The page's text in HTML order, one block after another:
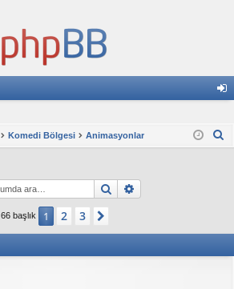
ş
Komedi Bölgesi Animasyonlar
Ara
66 başlık 1 2 3